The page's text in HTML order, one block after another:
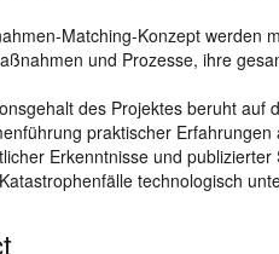
Matching-Konzept werden
und Prozesse, ihre
des Projektes beruht auf
praktischer
Erkenntnisse und
technologisch